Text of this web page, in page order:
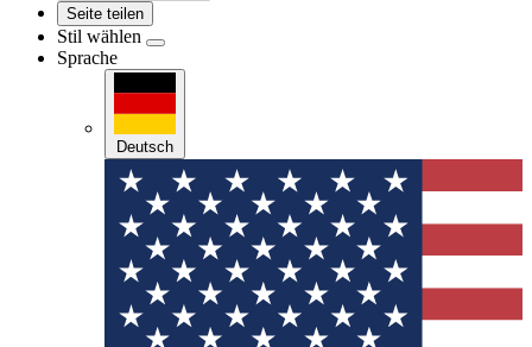
Seite teilen
Stil wählen
Sprache
Deutsch